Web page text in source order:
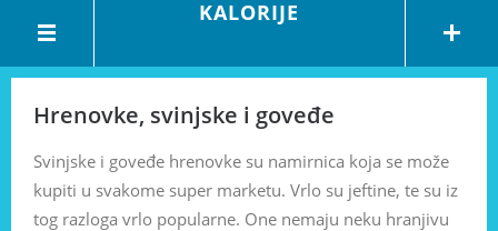
KALORIJE
Hrenovke, svinjske i goveđe
Svinjske i goveđe hrenovke su namirnica koja se može
kupiti u svakome super marketu. Vrlo su jeftine, te su iz
tog razloga vrlo popularne. One nemaju neku hranjivu